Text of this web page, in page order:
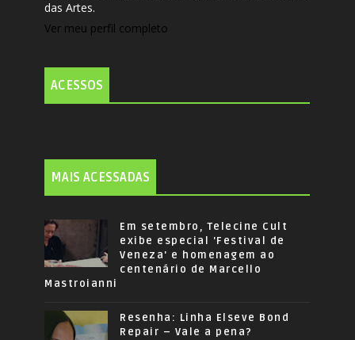
das Artes.
Ver meu perfil completo
ACESSOS
MAIS ACESSADAS
Em setembro, Telecine Cult
exibe especial 'Festival de
Veneza' e homenagem ao
centenário de Marcello
Mastroianni
Resenha: Linha Elseve Bond
Repair – Vale a pena?